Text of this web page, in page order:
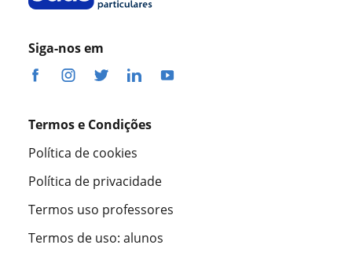
Siga-nos em
Termos e Condições
Política de cookies
Política de privacidade
Termos uso professores
Termos de uso: alunos